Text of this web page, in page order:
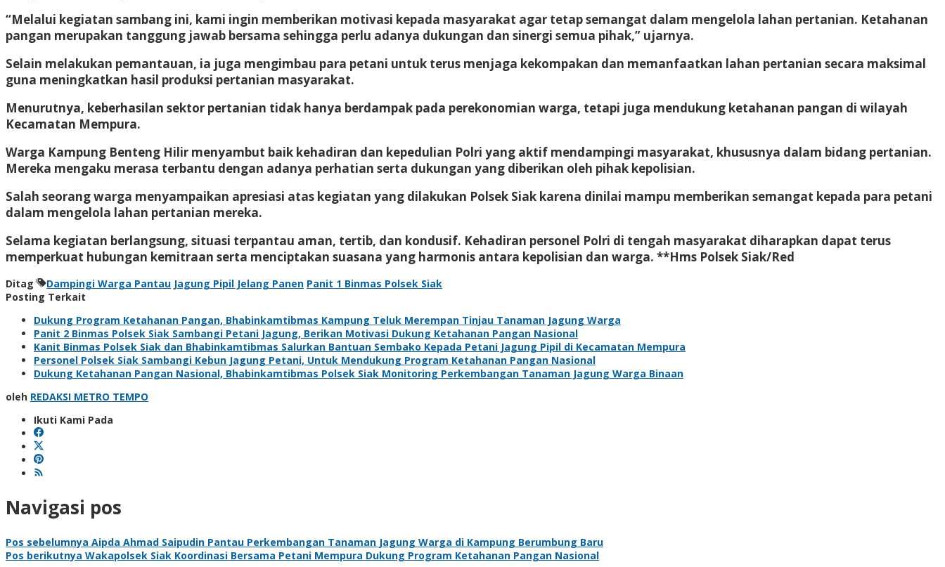
“Melalui kegiatan sambang ini, kami ingin memberikan motivasi kepada masyarakat agar tetap semangat dalam mengelola lahan pertanian. Ketahanan
pangan merupakan tanggung jawab bersama sehingga perlu adanya dukungan dan sinergi semua pihak,” ujarnya.
Selain melakukan pemantauan, ia juga mengimbau para petani untuk terus menjaga kekompakan dan memanfaatkan lahan pertanian secara maksimal
guna meningkatkan hasil produksi pertanian masyarakat.
Menurutnya, keberhasilan sektor pertanian tidak hanya berdampak pada perekonomian warga, tetapi juga mendukung ketahanan pangan di wilayah
Kecamatan Mempura.
Warga Kampung Benteng Hilir menyambut baik kehadiran dan kepedulian Polri yang aktif mendampingi masyarakat, khususnya dalam bidang pertanian.
Mereka mengaku merasa terbantu dengan adanya perhatian serta dukungan yang diberikan oleh pihak kepolisian.
Salah seorang warga menyampaikan apresiasi atas kegiatan yang dilakukan Polsek Siak karena dinilai mampu memberikan semangat kepada para petani
dalam mengelola lahan pertanian mereka.
Selama kegiatan berlangsung, situasi terpantau aman, tertib, dan kondusif. Kehadiran personel Polri di tengah masyarakat diharapkan dapat terus
memperkuat hubungan kemitraan serta menciptakan suasana yang harmonis antara kepolisian dan warga. **Hms Polsek Siak/Red
Ditag Dampingi Warga Pantau Jagung Pipil Jelang Panen Panit 1 Binmas Polsek Siak
Posting Terkait
Dukung Program Ketahanan Pangan, Bhabinkamtibmas Kampung Teluk Merempan Tinjau Tanaman Jagung Warga
Panit 2 Binmas Polsek Siak Sambangi Petani Jagung, Berikan Motivasi Dukung Ketahanan Pangan Nasional
Kanit Binmas Polsek Siak dan Bhabinkamtibmas Salurkan Bantuan Sembako Kepada Petani Jagung Pipil di Kecamatan Mempura
Personel Polsek Siak Sambangi Kebun Jagung Petani, Untuk Mendukung Program Ketahanan Pangan Nasional
Dukung Ketahanan Pangan Nasional, Bhabinkamtibmas Polsek Siak Monitoring Perkembangan Tanaman Jagung Warga Binaan
oleh REDAKSI METRO TEMPO
Ikuti Kami Pada
Navigasi pos
Pos sebelumnya Aipda Ahmad Saipudin Pantau Perkembangan Tanaman Jagung Warga di Kampung Berumbung Baru
Pos berikutnya Wakapolsek Siak Koordinasi Bersama Petani Mempura Dukung Program Ketahanan Pangan Nasional